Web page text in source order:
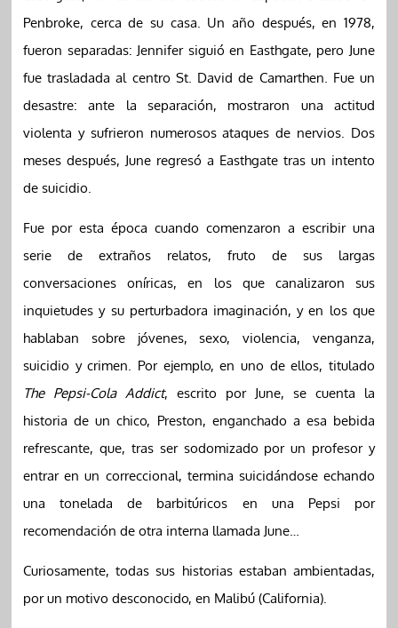
Penbroke, cerca de su casa. Un año después, en 1978,
fueron separadas: Jennifer siguió en Easthgate, pero June
fue trasladada al centro St. David de Camarthen. Fue un
desastre: ante la separación, mostraron una actitud
violenta y sufrieron numerosos ataques de nervios. Dos
meses después, June regresó a Easthgate tras un intento
de suicidio.
Fue por esta época cuando comenzaron a escribir una
serie de extraños relatos, fruto de sus largas
conversaciones oníricas, en los que canalizaron sus
inquietudes y su perturbadora imaginación, y en los que
hablaban sobre jóvenes, sexo, violencia, venganza,
suicidio y crimen. Por ejemplo, en uno de ellos, titulado
The Pepsi-Cola Addict, escrito por June, se cuenta la
historia de un chico, Preston, enganchado a esa bebida
refrescante, que, tras ser sodomizado por un profesor y
entrar en un correccional, termina suicidándose echando
una tonelada de barbitúricos en una Pepsi por
recomendación de otra interna llamada June…
Curiosamente, todas sus historias estaban ambientadas,
por un motivo desconocido, en Malibú (California).